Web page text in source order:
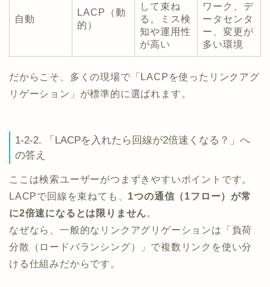
自動
LACP（動
的）
して束ね
る。ミス検
知や運用性
が高い
ワーク、デ
ータセンタ
ー、変更が
多い環境
だからこそ、多くの現場で「LACPを使ったリンクアグ
リゲーション」が標準的に選ばれます。
1-2-2. 「LACPを入れたら回線が2倍速くなる？」へ
の答え
ここは検索ユーザーがつまずきやすいポイントです。
LACPで回線を束ねても、 1つの通信（1フロー）が常
に2倍速になるとは限りません。
なぜなら、一般的なリンクアグリゲーションは「負荷
分散（ロードバランシング）」で複数リンクを使い分
ける仕組みだからです。